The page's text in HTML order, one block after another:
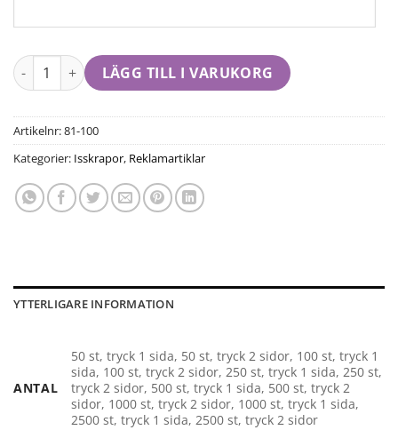
LÄGG TILL I VARUKORG
Artikelnr:81-100
Kategorier: Isskrapor, Reklamartiklar
YTTERLIGARE INFORMATION
ANTAL
50 st, tryck 1 sida, 50 st, tryck 2 sidor, 100 st, tryck 1
sida, 100 st, tryck 2 sidor, 250 st, tryck 1 sida, 250 st,
tryck 2 sidor, 500 st, tryck 1 sida, 500 st, tryck 2
sidor, 1000 st, tryck 2 sidor, 1000 st, tryck 1 sida,
2500 st, tryck 1 sida, 2500 st, tryck 2 sidor